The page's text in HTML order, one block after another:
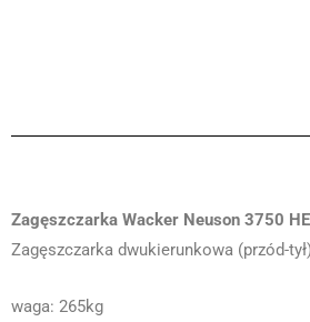
Zagęszczarka Wacker Neuson 3750
Zagęszczarka dwukierunkowa (przód-tył)
waga: 265kg